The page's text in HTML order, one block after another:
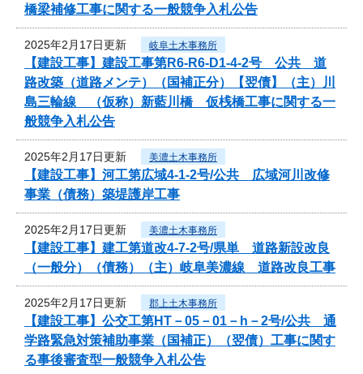
橋梁補修工事に関する一般競争入札公告
2025年2月17日更新 岐阜土木事務所
【建設工事】建設工事第R6-R6-D1-4-2号 公共 道
路改築（道路メンテ）（国補正分）【翌債】（主）川
島三輪線 （仮称）新藍川橋 仮桟橋工事に関する一
般競争入札公告
2025年2月17日更新 美濃土木事務所
【建設工事】河工第広域4-1-2号/公共 広域河川改修
事業（債務）築堤護岸工事
2025年2月17日更新 美濃土木事務所
【建設工事】建工第道改4-7-2号/県単 道路新設改良
（一般分）（債務）（主）岐阜美濃線 道路改良工事
2025年2月17日更新 郡上土木事務所
【建設工事】公交工第HT－05－01－h－2号/公共 通
学路緊急対策補助事業（国補正）（翌債）工事に関す
る事後審査型一般競争入札公告